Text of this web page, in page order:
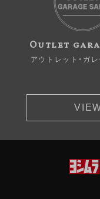
Outlet
アウトレット・ガ